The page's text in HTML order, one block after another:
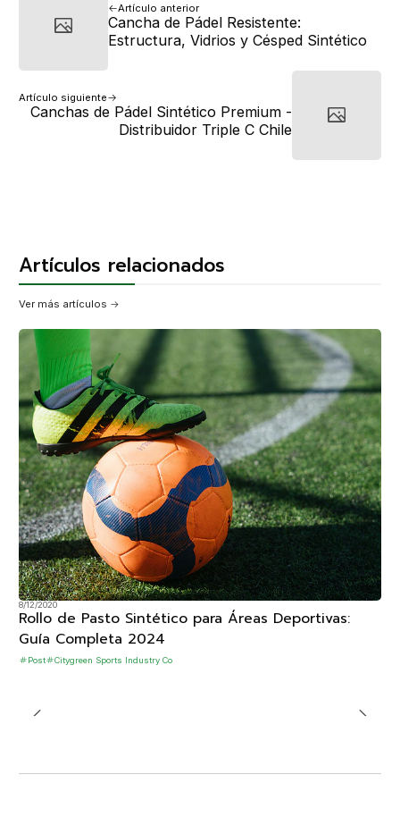
Artículo anterior
Cancha de Pádel Resistente:
Estructura, Vidrios y Césped Sintético
Artículo siguiente
Canchas de Pádel Sintético Premium -
Distribuidor Triple C Chile
Artículos relacionados
Ver más artículos
8/12/2020
Rollo de Pasto Sintético para Áreas Deportivas:
Guía Completa 2024
Post Citygreen Sports Industry Co